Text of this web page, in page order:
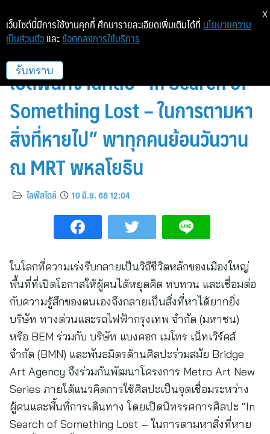
Metro Art พลิกโฉมการเดินทาง!
เปิดพื้นที่งานศิลป์ “In Search of
Something Lost – ในการตามหา
สิ่งที่หายไป” พาทุกคนย้อนวันวาน
ณ MRT พหลโยธิน
ไลฟ์สไตล์ 10 มิ.ย. 68 12:04
ในโลกที่ความเร่งรีบกลายเป็นวิถีชีวิตหลักของเมืองใหญ่
พื้นที่ที่เปิดโอกาสให้ผู้คนได้หยุดคิด ทบทวน และเชื่อมต่อ
กับความรู้สึกของตนเองจึงกลายเป็นสิ่งที่หาได้ยากยิ่ง
บริษัท ทางด่วนและรถไฟฟ้ากรุงเทพ จำกัด (มหาชน)
หรือ BEM ร่วมกับ บริษัท แบงคอก เมโทร เน็ทเวิร์คส์
จำกัด (BMN) และพันธมิตรด้านศิลปะร่วมสมัย Bridge
Art Agency จึงร่วมกันพัฒนาโครงการ Metro Art New
Series ภายใต้แนวคิดการใช้ศิลปะเป็นจุดเชื่อมระหว่าง
ผู้คนและพื้นที่การเดินทาง โดยเปิดนิทรรศการศิลปะ “In
Search of Something Lost – ในการตามหาสิ่งที่หาย
เว็บไซต์นี้มีการใช้งานคุกกี้ ศึกษารายละเอียดเพิ่มเติมได้ที่ นโยบายความ
เป็นส่วนตัว และ ข้อตกลงการใช้บริการ
รับทราบ
X